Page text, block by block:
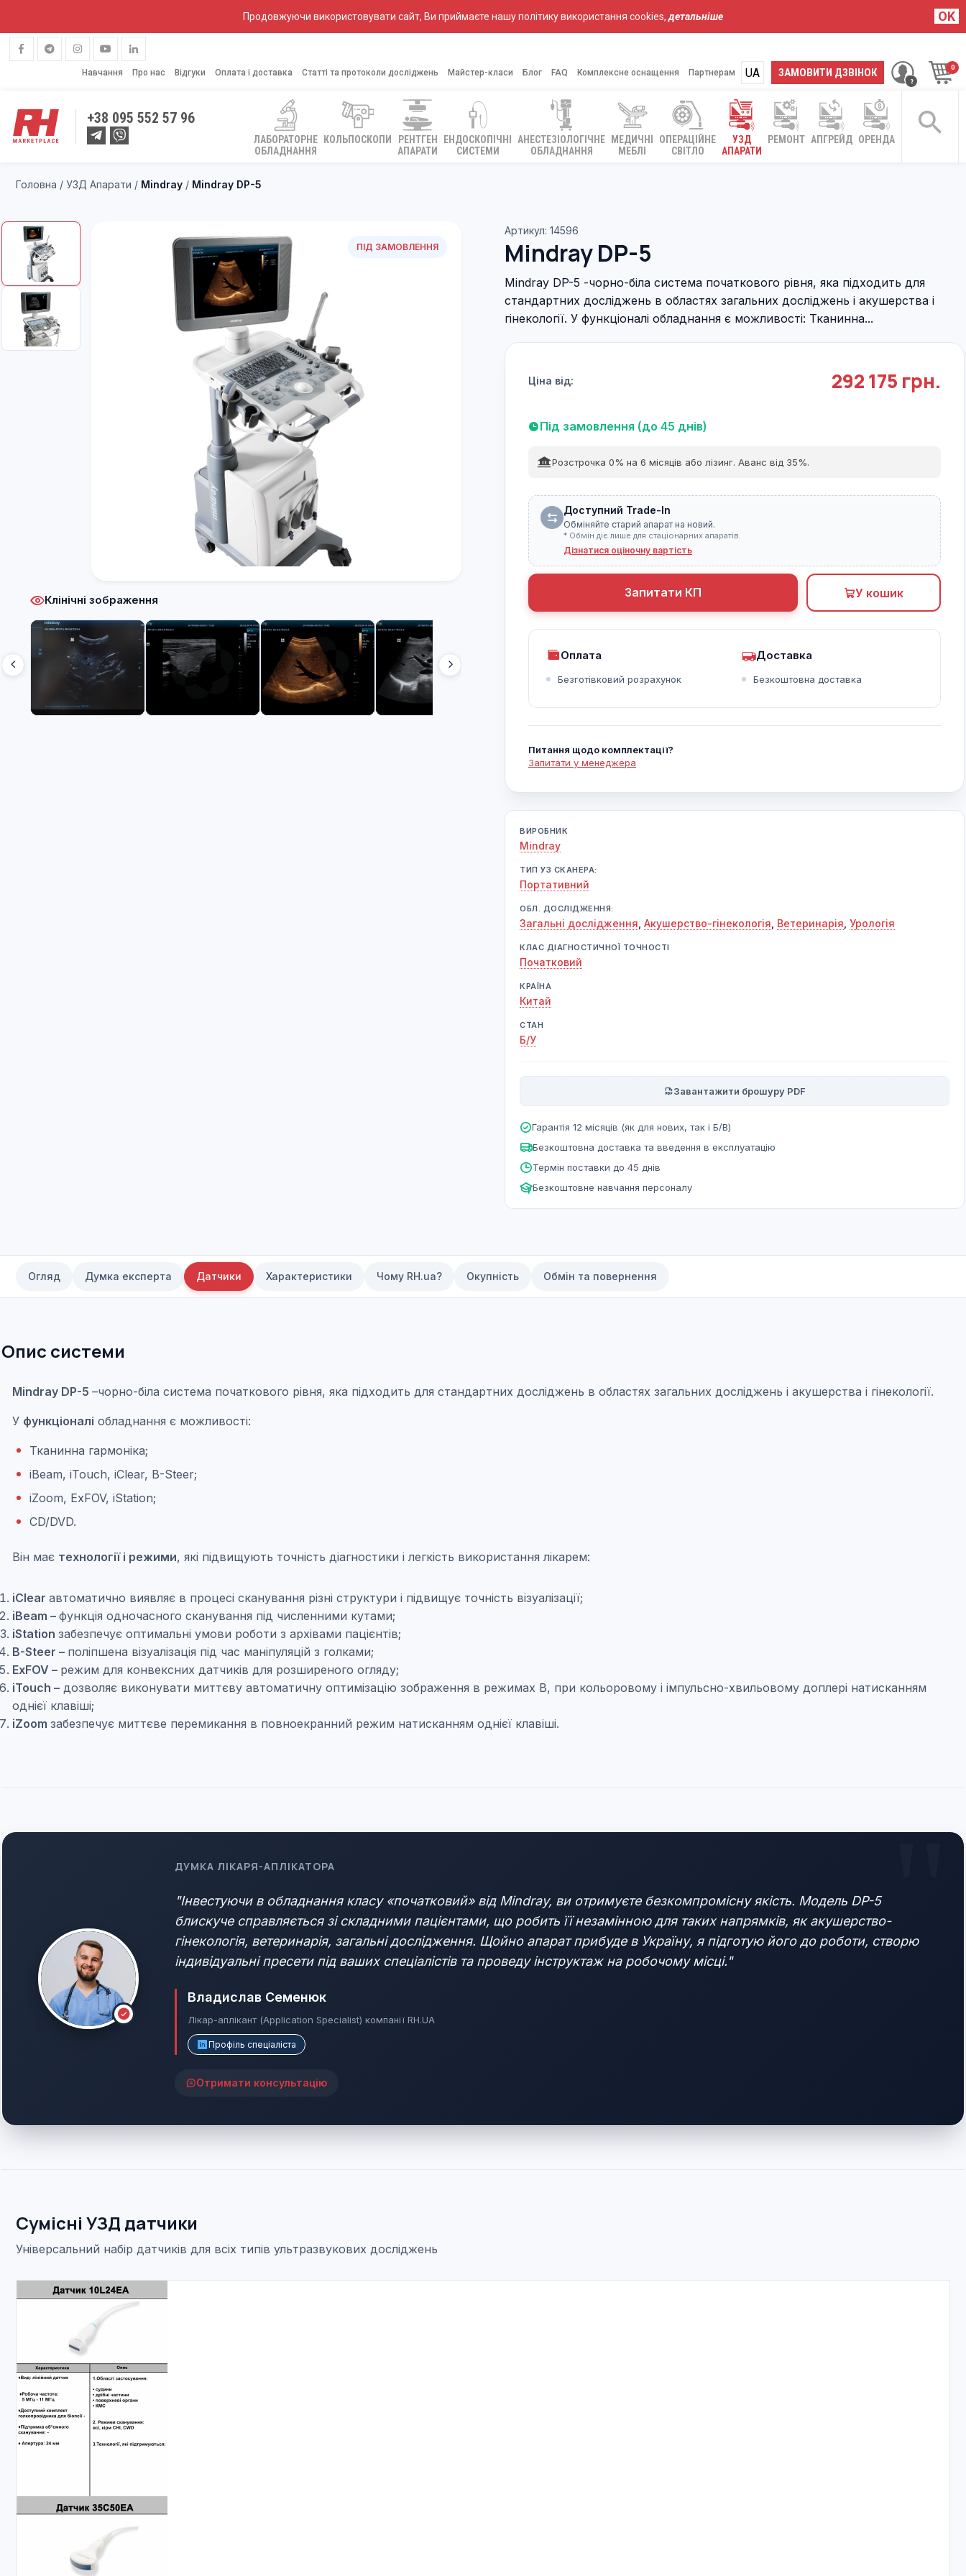
Продовжуючи використовувати сайт, Ви приймаєте нашу політику використання cookies,детальніше OK
Навчання Про нас Відгуки Оплата і доставка Статті та протоколи досліджень Майстер-класи Блог FAQ Комплексне оснащення Партнерам ЗАМОВИТИ ДЗВІНОК
UA
RU
+38 095 552 57 96
ЛАБОРАТОРНЕ
ОБЛАДНАННЯ
КОЛЬПОСКОПИ
РЕНТГЕН
АПАРАТИ
ЕНДОСКОПІЧНІ
СИСТЕМИ
АНЕСТЕЗІОЛОГІЧНЕ
ОБЛАДНАННЯ
МЕДИЧНІ
МЕБЛІ
ОПЕРАЦІЙНЕ
СВІТЛО
УЗД
АПАРАТИ
РЕМОНТ АПГРЕЙД ОРЕНДА
Головна / УЗД Апарати / Mindray / Mindray DP-5
ПІД ЗАМОВЛЕННЯ
Клінічні зображення
Артикул: 14596
Mindray DP-5
Mindray DP-5 -чорно-біла система початкового рівня, яка підходить для
стандартних досліджень в областях загальних досліджень і акушерства і
гінекології. У функціоналі обладнання є можливості: Тканинна...
Ціна від: 292 175 грн.
Під замовлення (до 45 днів)
Розстрочка 0% на 6 місяців або лізинг. Аванс від 35%.
Доступний Trade-In
Обміняйте старий апарат на новий.
* Обмін діє лише для стаціонарних апаратів.
Дізнатися оціночну вартість
Запитати КП У кошик
Оплата
Безготівковий розрахунок
Доставка
Безкоштовна доставка
Питання щодо комплектації?
Запитати у менеджера
ВИРОБНИК
Mindray
ТИП УЗ СКАНЕРА:
Портативний
ОБЛ. ДОСЛІДЖЕННЯ:
Загальні дослідження Акушерство-гінекологія Ветеринарія Урологія
КЛАС ДІАГНОСТИЧНОЇ ТОЧНОСТІ
Початковий
КРАЇНА
Китай
СТАН
Б/У
Завантажити брошуру PDF
Гарантія 12 місяців (як для нових, так і Б/В)
Безкоштовна доставка та введення в експлуатацію
Термін поставки до 45 днів
Безкоштовне навчання персоналу
Огляд Думка експерта Датчики Характеристики Чому RH.ua? Окупність Обмін та повернення
Опис системи
Mindray DP-5 –чорно-біла система початкового рівня, яка підходить для стандартних досліджень в областях загальних досліджень і акушерства і гінекології.
У функціоналі обладнання є можливості:
Тканинна гармоніка;
iBeam, iTouch, iClear, B-Steer;
iZoom, ExFOV, iStation;
CD/DVD.
Він має технології і режими, які підвищують точність діагностики і легкість використання лікарем:
iClear автоматично виявляє в процесі сканування різні структури і підвищує точність візуалізації;
iBeam – функція одночасного сканування під численними кутами;
iStation забезпечує оптимальні умови роботи з архівами пацієнтів;
B-Steer – поліпшена візуалізація під час маніпуляцій з голками;
ExFOV – режим для конвексних датчиків для розширеного огляду;
iTouch – дозволяє виконувати миттєву автоматичну оптимізацію зображення в режимах В, при кольоровому і імпульсно-хвильовому доплері натисканням
однієї клавіші;
iZoom забезпечує миттєве перемикання в повноекранний режим натисканням однієї клавіші.
ДУМКА ЛІКАРЯ-АПЛІКАТОРА
"Інвестуючи в обладнання класу «початковий» від Mindray, ви отримуєте безкомпромісну якість. Модель DP-5
блискуче справляється зі складними пацієнтами, що робить її незамінною для таких напрямків, як акушерство-
гінекологія, ветеринарія, загальні дослідження. Щойно апарат прибуде в Україну, я підготую його до роботи, створю
індивідуальні пресети під ваших спеціалістів та проведу інструктаж на робочому місці."
Владислав Семенюк
Лікар-аплікант (Application Specialist) компанії RH.UA
Профіль спеціаліста
Отримати консультацію
Сумісні УЗД датчики
Універсальний набір датчиків для всіх типів ультразвукових досліджень